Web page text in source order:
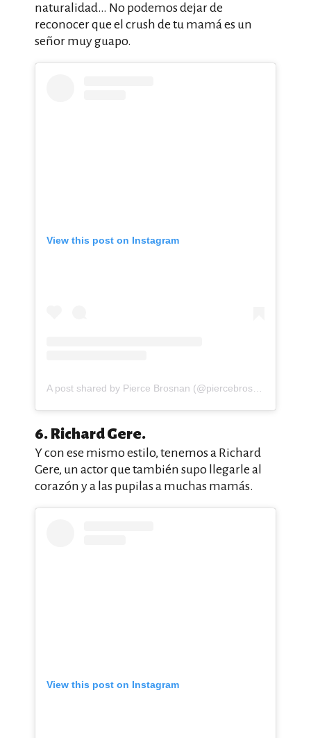
naturalidad… No podemos dejar de
reconocer que el crush de tu mamá es un
señor muy guapo.
View this post on Instagram
6. Richard Gere.
Y con ese mismo estilo, tenemos a Richard
Gere, un actor que también supo llegarle al
corazón y a las pupilas a muchas mamás.
View this post on Instagram